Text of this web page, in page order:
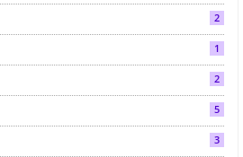
2
1
2
5
3